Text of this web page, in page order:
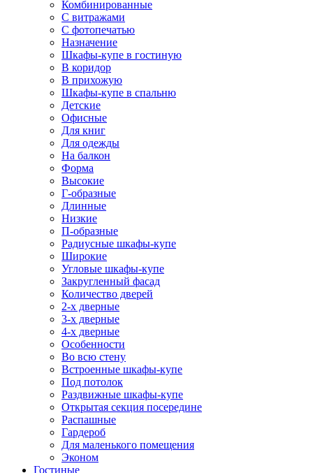
Комбинированные
С витражами
С фотопечатью
Назначение
Шкафы-купе в гостиную
В коридор
В прихожую
Шкафы-купе в спальню
Детские
Офисные
Для книг
Для одежды
На балкон
Форма
Высокие
Г-образные
Длинные
Низкие
П-образные
Радиусные шкафы-купе
Широкие
Угловые шкафы-купе
Закругленный фасад
Количество дверей
2-х дверные
3-х дверные
4-х дверные
Особенности
Во всю стену
Встроенные шкафы-купе
Под потолок
Раздвижные шкафы-купе
Открытая секция посередине
Распашные
Гардероб
Для маленького помещения
Эконом
Гостиные